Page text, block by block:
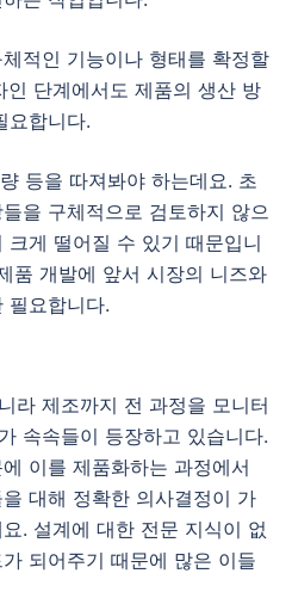
적인 기능이나 형태를 확정할
인 단계에서도 제품의 생산 방
요합니다.
등을 따져봐야 하는데요. 초
을 구체적으로 검토하지 않으
크게 떨어질 수 있기 때문입니
품 개발에 앞서 시장의 니즈와
필요합니다.
라 제조까지 전 과정을 모니터
속속들이 등장하고 있습니다.
이를 제품화하는 과정에서
대해 정확한 의사결정이 가
. 설계에 대한 전문 지식이 없
되어주기 때문에 많은 이들